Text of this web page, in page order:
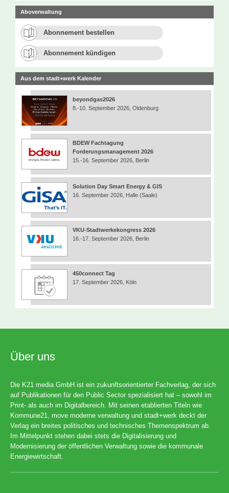
Aboverwaltung
Abonnement bestellen
Abonnement kündigen
Aus dem stadt+werk Kalender
beyondgas2026
8.-10. September 2026, Oldenburg
BDEW Fachtagung
Forderungsmanagement 2026
15.-16. September 2026, Berlin
Solution Day Smart Energy & GIS
16. September 2026, Halle (Saale)
VKU-Stadtwerkekongress 2026
16.-17. September 2026, Berlin
450connect Tag
17. September 2026, Köln
Über uns
Die K21 media GmbH ist ein zukunftsorientierter Fachverlag, der sich
auf Publikationen für den Public Sector spezialisiert hat – sowohl im
Print- als auch im Digitalbereich. Mit seinen etablierten Titeln wie
Kommune21, move moderne verwaltung und stadt+werk deckt der
Verlag ein breites politisches und technisches Themenspektrum ab.
Im Mittelpunkt stehen dabei stets die Digitalisierung und
Modernisierung der öffentlichen Verwaltung sowie die kommunale
Energiewirtschaft.